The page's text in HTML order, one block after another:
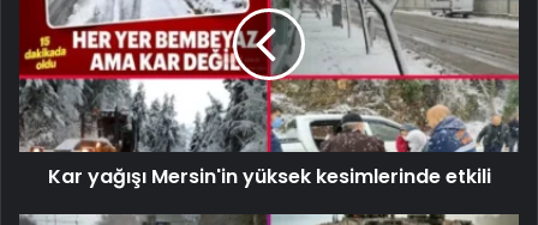
Kar yağışı Mersin'in yüksek kesimlerinde etkili